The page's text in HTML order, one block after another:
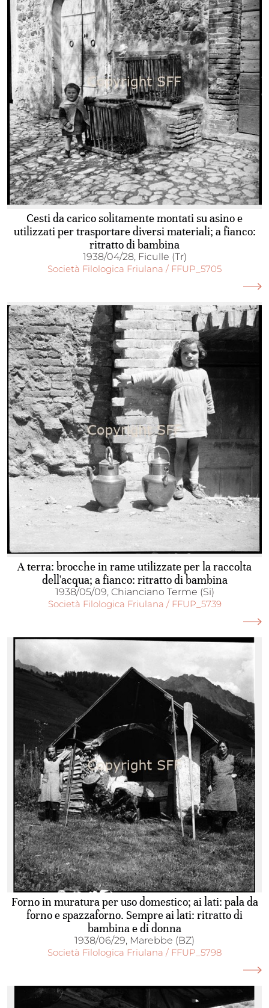
Cesti da carico solitamente montati su asino e
utilizzati per trasportare diversi materiali; a fianco:
ritratto di bambina
1938/04/28, Ficulle (Tr)
Società Filologica Friulana / FFUP_5705
A terra: brocche in rame utilizzate per la raccolta
dell'acqua; a fianco: ritratto di bambina
1938/05/09, Chianciano Terme (Si)
Società Filologica Friulana / FFUP_5739
Forno in muratura per uso domestico; ai lati: pala da
forno e spazzaforno. Sempre ai lati: ritratto di
bambina e di donna
1938/06/29, Marebbe (BZ)
Società Filologica Friulana / FFUP_5798